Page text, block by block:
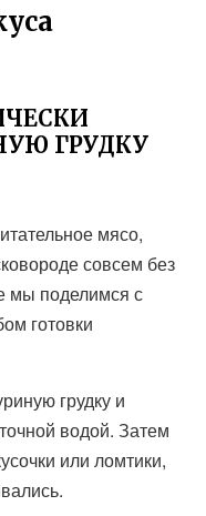
ГРУДКУ
мясо,
совсем без
мы поделимся с
готовки
грудку и
водой. Затем
или ломтики,